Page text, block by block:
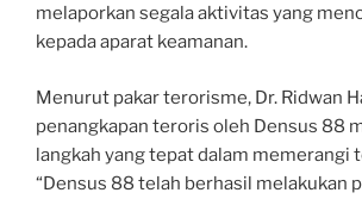
melaporkan segala aktivitas yang
kepada aparat keamanan.
Menurut pakar terorisme, Dr. Ridwan
penangkapan teroris oleh Densus 88
langkah yang tepat dalam memerangi
“Densus 88 telah berhasil melakukan